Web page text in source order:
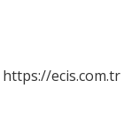
https://ecis.com.tr